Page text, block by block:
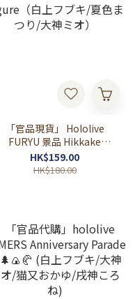
「官品現貨」 Hololive
FURYU 景品 Hikkake
Figure（白上フブキ/夏色ま
つり/大神ミオ）
HK$159.00
HK$180.00